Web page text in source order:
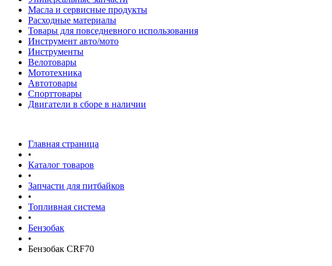
Масла и сервисные продукты
Расходные материалы
Товары для повседневного использования
Инструмент авто/мото
Инструменты
Велотовары
Мототехника
Автотовары
Спорттовары
Двигатели в сборе в наличии
Главная страница
•
Каталог товаров
•
Запчасти для питбайков
•
Топливная система
•
Бензобак
•
Бензобак CRF70